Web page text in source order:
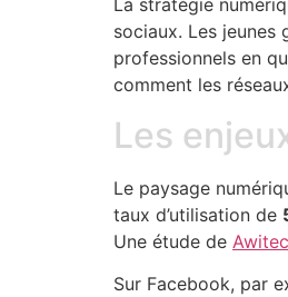
La stratégie
sociaux. Les
professionnels en
comment les
Les
Le paysage
taux d’utilisation de
Une étude de Awitec
Sur Facebook, par